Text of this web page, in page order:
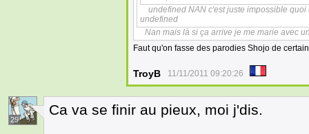
undefined NAN c'est juste impossible
undefined
Nan mais là si ça arrive je me marie avec
Faut qu'on fasse des parodies Shojo de
TroyB 11/11/2011 09:20:26
29
Ca va se finir au pieux, moi j'dis.